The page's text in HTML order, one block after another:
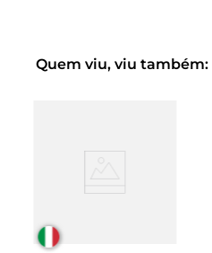
Quem viu, viu também: